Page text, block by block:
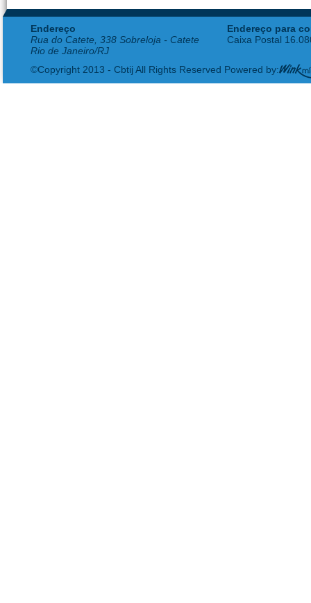
Endereço
Rua do Catete, 338 Sobreloja - Catete
Rio de Janeiro/RJ
Endereço para
Caixa Postal
©Copyright 2013 - Cbtij All Rights Reserved Powered by: